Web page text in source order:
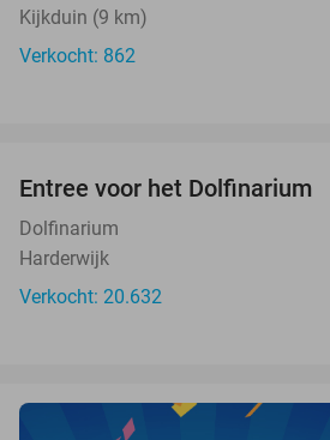
Kijkduin (9 km)
Verkocht: 862
TODAY
Entree voor het Dolfinarium
Dolfinarium
Harderwijk
Verkocht: 20.632